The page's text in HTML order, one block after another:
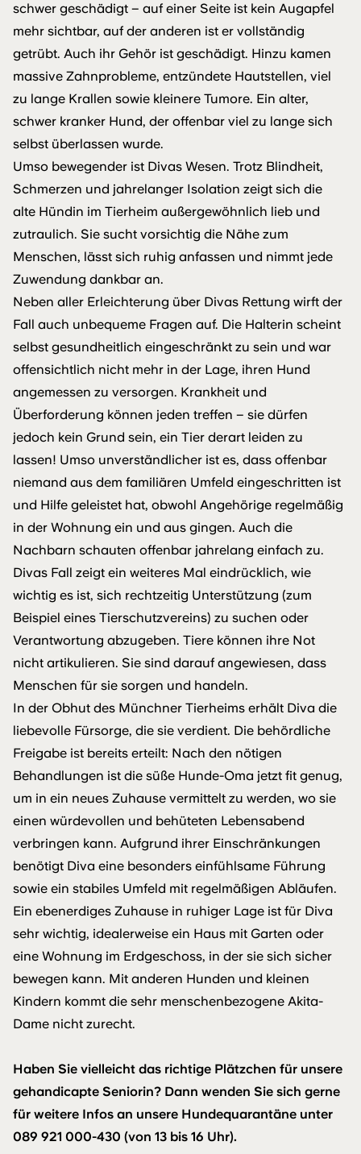
schwer geschädigt – auf einer Seite ist kein Augapfel
mehr sichtbar, auf der anderen ist er vollständig
getrübt. Auch ihr Gehör ist geschädigt. Hinzu kamen
massive Zahnprobleme, entzündete Hautstellen, viel
zu lange Krallen sowie kleinere Tumore. Ein alter,
schwer kranker Hund, der offenbar viel zu lange sich
selbst überlassen wurde.
Umso bewegender ist Divas Wesen. Trotz Blindheit,
Schmerzen und jahrelanger Isolation zeigt sich die
alte Hündin im Tierheim außergewöhnlich lieb und
zutraulich. Sie sucht vorsichtig die Nähe zum
Menschen, lässt sich ruhig anfassen und nimmt jede
Zuwendung dankbar an.
Neben aller Erleichterung über Divas Rettung wirft der
Fall auch unbequeme Fragen auf. Die Halterin scheint
selbst gesundheitlich eingeschränkt zu sein und war
offensichtlich nicht mehr in der Lage, ihren Hund
angemessen zu versorgen. Krankheit und
Überforderung können jeden treffen – sie dürfen
jedoch kein Grund sein, ein Tier derart leiden zu
lassen! Umso unverständlicher ist es, dass offenbar
niemand aus dem familiären Umfeld eingeschritten ist
und Hilfe geleistet hat, obwohl Angehörige regelmäßig
in der Wohnung ein und aus gingen. Auch die
Nachbarn schauten offenbar jahrelang einfach zu.
Divas Fall zeigt ein weiteres Mal eindrücklich, wie
wichtig es ist, sich rechtzeitig Unterstützung (zum
Beispiel eines Tierschutzvereins) zu suchen oder
Verantwortung abzugeben. Tiere können ihre Not
nicht artikulieren. Sie sind darauf angewiesen, dass
Menschen für sie sorgen und handeln.
In der Obhut des Münchner Tierheims erhält Diva die
liebevolle Fürsorge, die sie verdient. Die behördliche
Freigabe ist bereits erteilt: Nach den nötigen
Behandlungen ist die süße Hunde-Oma jetzt fit genug,
um in ein neues Zuhause vermittelt zu werden, wo sie
einen würdevollen und behüteten Lebensabend
verbringen kann. Aufgrund ihrer Einschränkungen
benötigt Diva eine besonders einfühlsame Führung
sowie ein stabiles Umfeld mit regelmäßigen Abläufen.
Ein ebenerdiges Zuhause in ruhiger Lage ist für Diva
sehr wichtig, idealerweise ein Haus mit Garten oder
eine Wohnung im Erdgeschoss, in der sie sich sicher
bewegen kann. Mit anderen Hunden und kleinen
Kindern kommt die sehr menschenbezogene Akita-
Dame nicht zurecht.
Haben Sie vielleicht das richtige Plätzchen für unsere
gehandicapte Seniorin? Dann wenden Sie sich gerne
für weitere Infos an unsere Hundequarantäne unter
089 921 000-430 (von 13 bis 16 Uhr).